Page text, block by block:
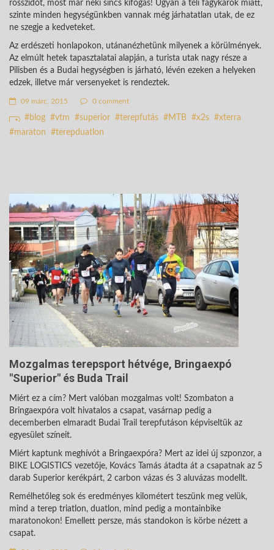
rosszidőt, most már neki sincs kifogás! Ugyan a téli fagykárok miatt,
szinte minden hegységünkben vannak még járhatatlan utak, de ez
ne szegje a kedveteket.
Az erdészeti honlapokon, utánanézhetünk milyenek a körülmények.
Az elmúlt hetek tapasztalatai alapján, a turista utak nagy része a
Pilisben és a Budai hegységben is járható, lévén ezeken a helyeken
edzek, illetve már versenyeket is rendeztek.
09 márc. 2015 0 comment
blog vtm superior terepfutás MTB x2s
xterra
maraton
terepduatlon
Mozgalmas terepsport hétvége, Bringaexpó
"Superior" és Buda Trail
Miért ez a cím? Mert valóban mozgalmas volt! Szombaton a
Bringaexpóra volt hivatalos a csapat, vasárnap pedig a
decemberben elmaradt Budai Trail terepfutáson képviseltük az
egyesület színeit.
Miért kaptunk meghívót a Bringaexpóra? Mert az idei új szponzor, a
BIKE LOGISTICS vezetője, Kovács Tamás átadta át a csapatnak az 5
darab Superior kerékpárt, 2 carbon vázas és 3 aluvázas modellt.
Remélhetőleg sok és eredményes kilométert teszünk meg velük,
mind a terep triatlon, duatlon, mind pedig a montainbike
maratonokon! Emellett persze, más standokon is körbe nézett a
csapat.